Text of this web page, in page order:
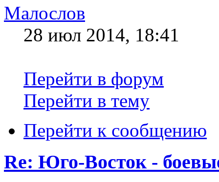
Малослов
28 июл 2014, 18:41
Перейти в форум
Перейти в тему
Перейти к сообщению
Re: Юго-Восток -